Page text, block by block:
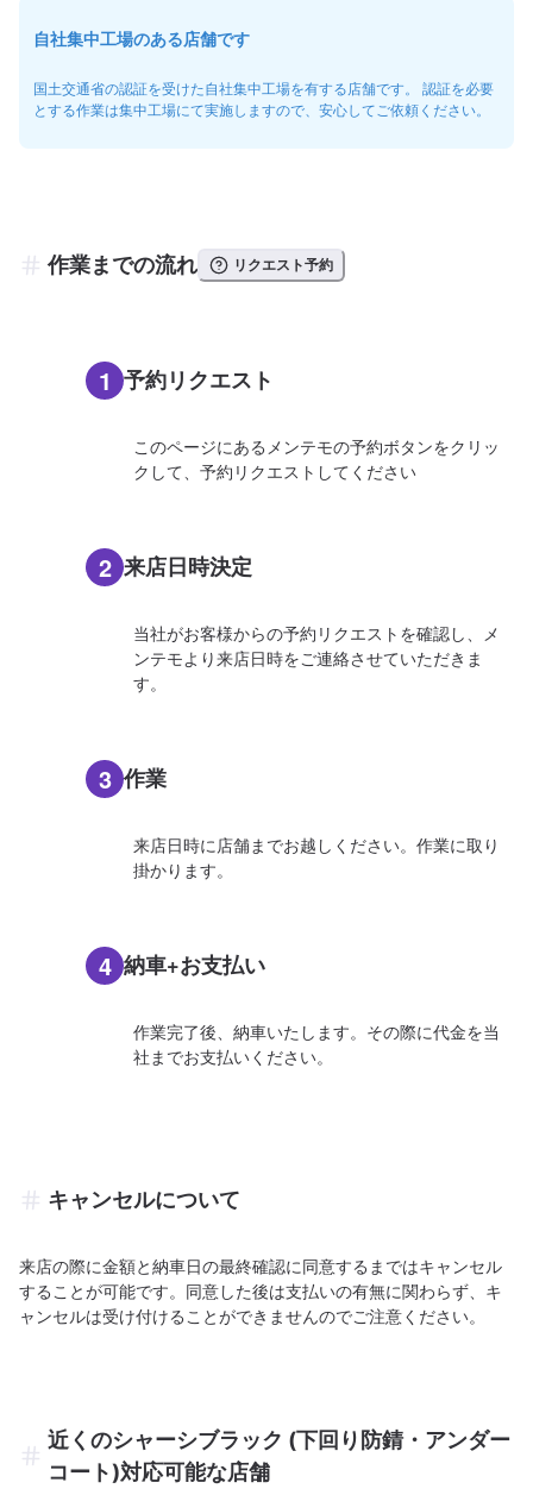
自社集中工場のある店舗です
国土交通省の認証を受けた自社集中工場を有する店舗です。 認証を必要
とする作業は集中工場にて実施しますので、安心してご依頼ください。
作業までの流れ リクエスト予約
1 予約リクエスト
このページにあるメンテモの予約ボタンをクリッ
クして、予約リクエストしてください
2 来店日時決定
当社がお客様からの予約リクエストを確認し、メ
ンテモより来店日時をご連絡させていただきま
す。
3 作業
来店日時に店舗までお越しください。作業に取り
掛かります。
4 納車+お支払い
作業完了後、納車いたします。その際に代金を当
社までお支払いください。
キャンセルについて
来店の際に金額と納車日の最終確認に同意するまではキャンセル
することが可能です。同意した後は支払いの有無に関わらず、キ
ャンセルは受け付けることができませんのでご注意ください。
近くのシャーシブラック (下回り防錆・アンダー
コート)対応可能な店舗